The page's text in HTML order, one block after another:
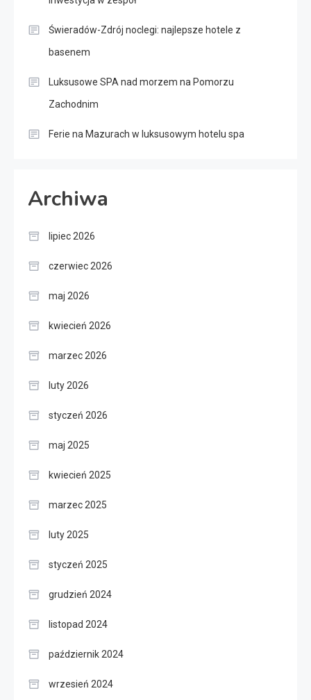
Świeradów-Zdrój noclegi: najlepsze hotele z
basenem
Luksusowe SPA nad morzem na Pomorzu
Zachodnim
Ferie na Mazurach w luksusowym hotelu spa
Archiwa
lipiec 2026
czerwiec 2026
maj 2026
kwiecień 2026
marzec 2026
luty 2026
styczeń 2026
maj 2025
kwiecień 2025
marzec 2025
luty 2025
styczeń 2025
grudzień 2024
listopad 2024
październik 2024
wrzesień 2024